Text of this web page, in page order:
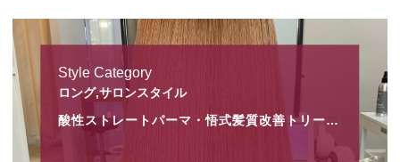
Style Category
ロング,サロンスタイル
酸性ストレートパーマ・悟式髪質改善トリートメント